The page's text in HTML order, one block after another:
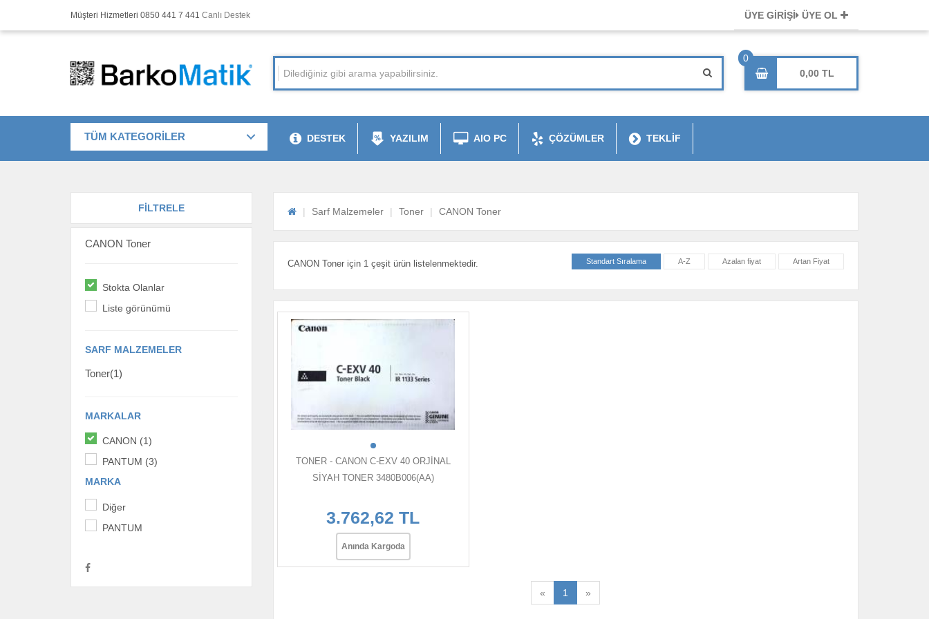
Müşteri Hizmetleri 0850 441 7 441 Canlı Destek ÜYE GİRİŞİ ÜYE OL
0,00
TÜM KATEGORİLER DESTEK YAZILIM AIO PC ÇÖZÜMLER TEKLİF
FİLTRELE
CANON Toner
Stokta Olanlar
Liste görünümü
SARF MALZEMELER
Toner(1)
MARKALAR
CANON (1)
PANTUM (3)
MARKA
Diğer
PANTUM
Sarf Malzemeler Toner CANON Toner
CANON Toner için 1 çeşit ürün listelenmektedir. Standart Sıralama A-Z Azalan fiyat Artan Fiyat
TONER - CANON C-EXV 40 ORJİNAL
SİYAH TONER 3480B006(AA)
3.762,62 TL
Anında Kargoda
« 1 »